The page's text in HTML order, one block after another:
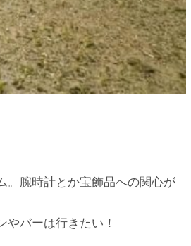
。腕時計とか宝飾品への関心が
バーは行きたい！